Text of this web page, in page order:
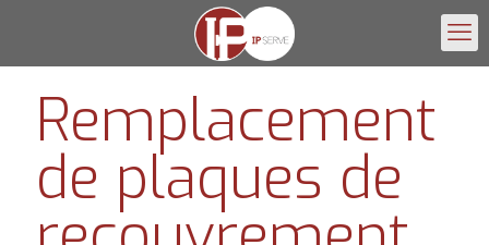
Remplacement
de plaques de